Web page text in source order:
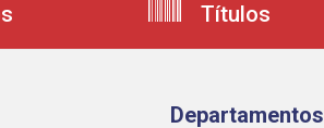
Títulos
Departamentos